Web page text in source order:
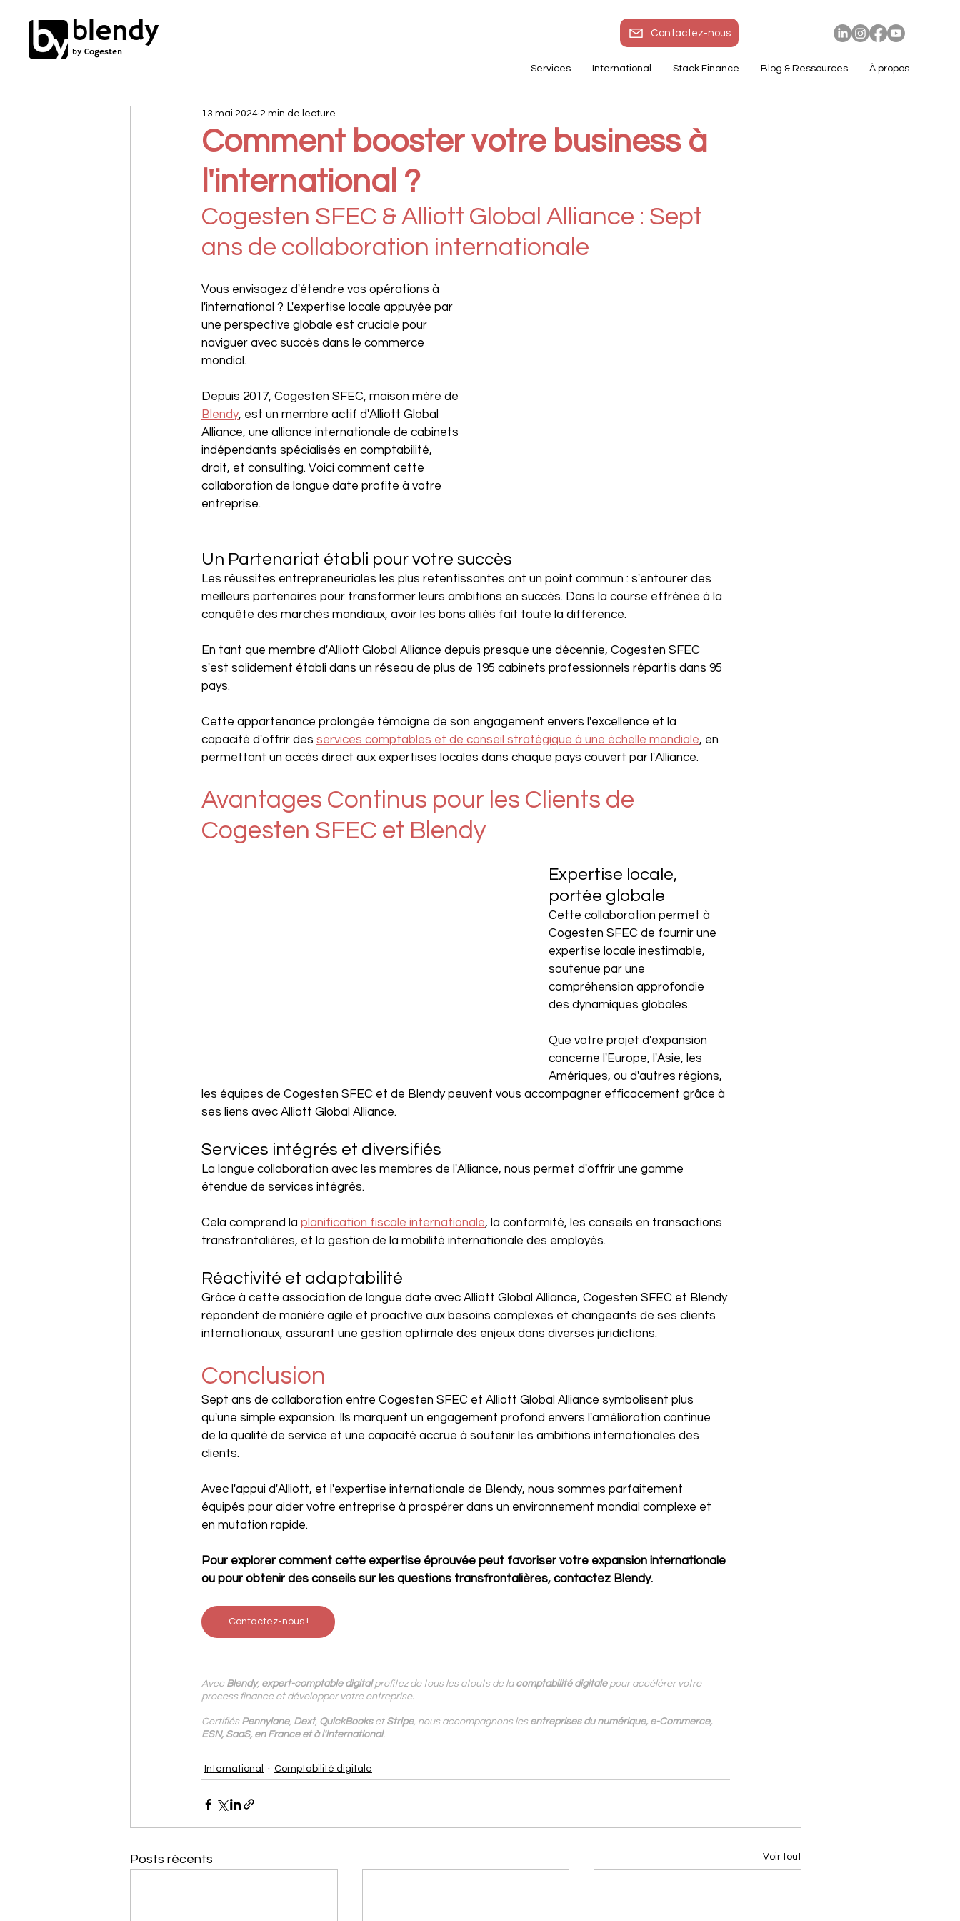
blendy
by Cogesten
Contactez-nous
Services International Stack Finance Blog & Ressources À propos
Comment booster votre business à
l'international ?
13 mai 2024 2 min de lecture
Cogesten SFEC & Alliott Global Alliance : Sept
ans de collaboration internationale
Vous envisagez d'étendre vos opérations à
l'international ? L'expertise locale appuyée par
une perspective globale est cruciale pour
naviguer avec succès dans le commerce
mondial.
Depuis 2017, Cogesten SFEC, maison mère de
Blendy, est un membre actif d'Alliott Global
Alliance, une alliance internationale de cabinets
indépendants spécialisés en comptabilité,
droit, et consulting. Voici comment cette
collaboration de longue date profite à votre
entreprise.
Un Partenariat établi pour votre succès
Les réussites entrepreneuriales les plus retentissantes ont un point commun : s'entourer des
meilleurs partenaires pour transformer leurs ambitions en succès. Dans la course effrénée à la
conquête des marchés mondiaux, avoir les bons alliés fait toute la différence.
En tant que membre d'Alliott Global Alliance depuis presque une décennie, Cogesten SFEC
s'est solidement établi dans un réseau de plus de 195 cabinets professionnels répartis dans 95
pays.
Cette appartenance prolongée témoigne de son engagement envers l'excellence et la
capacité d'offrir des services comptables et de conseil stratégique à une échelle mondiale, en
permettant un accès direct aux expertises locales dans chaque pays couvert par l'Alliance.
Avantages Continus pour les Clients de
Cogesten SFEC et Blendy
Expertise locale,
portée globale
Cette collaboration permet à
Cogesten SFEC de fournir une
expertise locale inestimable,
soutenue par une
compréhension approfondie
des dynamiques globales.
Que votre projet d'expansion
concerne l'Europe, l'Asie, les
Amériques, ou d'autres régions,
les équipes de Cogesten SFEC et de Blendy peuvent vous accompagner efficacement grâce à
ses liens avec Alliott Global Alliance.
Services intégrés et diversifiés
La longue collaboration avec les membres de l'Alliance, nous permet d'offrir une gamme
étendue de services intégrés.
Cela comprend la planification fiscale internationale, la conformité, les conseils en transactions
transfrontalières, et la gestion de la mobilité internationale des employés.
Réactivité et adaptabilité
Grâce à cette association de longue date avec Alliott Global Alliance, Cogesten SFEC et Blendy
répondent de manière agile et proactive aux besoins complexes et changeants de ses clients
internationaux, assurant une gestion optimale des enjeux dans diverses juridictions.
Conclusion
Sept ans de collaboration entre Cogesten SFEC et Alliott Global Alliance symbolisent plus
qu'une simple expansion. Ils marquent un engagement profond envers l'amélioration continue
de la qualité de service et une capacité accrue à soutenir les ambitions internationales des
clients.
Avec l'appui d'Alliott, et l'expertise internationale de Blendy, nous sommes parfaitement
équipés pour aider votre entreprise à prospérer dans un environnement mondial complexe et
en mutation rapide.
Pour explorer comment cette expertise éprouvée peut favoriser votre expansion internationale
ou pour obtenir des conseils sur les questions transfrontalières, contactez Blendy.
Contactez-nous !
Avec Blendy, expert-comptable digital profitez de tous les atouts de la comptabilité digitale pour accélérer votre
process finance et développer votre entreprise.
Certifiés Pennylane, Dext, QuickBooks et Stripe, nous accompagnons les entreprises du numérique, e-Commerce,
ESN, SaaS, en France et à l'international.
International Comptabilité digitale
Posts récents Voir tout